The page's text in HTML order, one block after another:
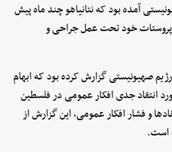
آمده بود که نتانیاهو چند ماه پیش
پروستات خود تحت عمل جراحی و
تلویزیون رژیم صهیونیستی گزارش کرده بود که ابهام
انتقاد جدی افکار عمومی در فلسطین
و فشار افکار عمومی، این گزارش از
است.